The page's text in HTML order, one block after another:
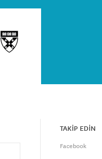
TAKİP EDİN
Facebook